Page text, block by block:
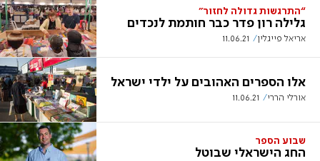
“התרגשות גדולה לחזור״
גלילה רון פדר כבר חותמת לנכדים
אריאל פייגלין 11.06.21
אלו הספרים האהובים על ילדי ישראל
אורלי הררי 11.06.21
שבוע הספר
החג הישראלי שבוטל